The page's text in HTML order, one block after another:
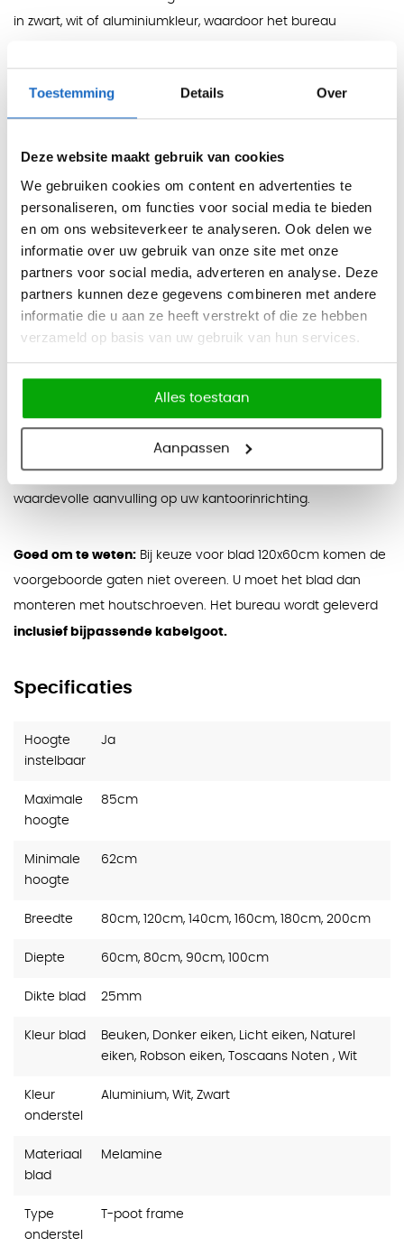
Toestemming Details Over
Deze website maakt gebruik van cookies
We gebruiken cookies om content en advertenties te
personaliseren, om functies voor social media te bieden
en om ons websiteverkeer te analyseren. Ook delen we
informatie over uw gebruik van onze site met onze
partners voor social media, adverteren en analyse. Deze
partners kunnen deze gegevens combineren met andere
informatie die u aan ze heeft verstrekt of die ze hebben
verzameld op basis van uw gebruik van hun services.
Alles toestaan
Aanpassen
in zwart, wit of aluminiumkleur, waardoor het bureau
combinatie van materialen zorgt voor een lange levensduur
en een professionele uitstraling.
Of u nu een thuiskantoor, een flexibele werkplek of een
traditionele kantoorruimte inricht, het Verstelbaar Bureau
Maroon biedt de veelzijdigheid en functionaliteit die u nodig
heeft. De handmatige hoogteverstelling maakt het bureau
betrouwbaarheid gewenst zijn.
Een verantwoorde keuze voor uw kantoor
Met het Verstelbaar Bureau Maroon kiest u voor een
van handmatige hoogteverstelling, hoogwaardige
materialen en een tijdloos design maakt dit bureau tot een
waardevolle aanvulling op uw kantoorinrichting.
Goed om te weten: Bij keuze voor blad 120x60cm komen de
voorgeboorde gaten niet overeen. U moet het blad dan
monteren met houtschroeven. Het bureau wordt geleverd
inclusief bijpassende kabelgoot.
Specificaties
Hoogte
instelbaar
Ja
Maximale
hoogte
85cm
Minimale
hoogte
62cm
Breedte 80cm, 120cm, 140cm, 160cm, 180cm, 200cm
Diepte 60cm, 80cm, 90cm, 100cm
Dikte blad 25mm
Kleur blad
Beuken, Donker eiken, Licht eiken, Naturel
eiken, Robson eiken, Toscaans Noten , Wit
Kleur
onderstel
Aluminium, Wit, Zwart
Materiaal
blad
Melamine
Type
onderstel
T-poot frame